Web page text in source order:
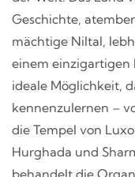
Geschichte,
mächtige Niltal,
einem einzigartigen
ideale Möglichkeit,
kennenzulernen –
die Tempel von
Hurghada und
behandelt die